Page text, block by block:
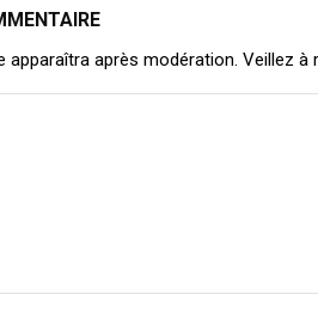
après modération. Veillez à